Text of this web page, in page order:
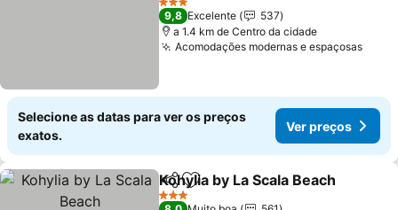
3 Estrelas
9,8 Excelente
537
a 1.4 km de Centro da cidade
Acomodações modernas e espaçosas
Selecione as datas para ver os preços
exatos.
Ver preços
PartilharAdicionar aos favoritos
Kohylia by La Scala Beach
3 Estrelas